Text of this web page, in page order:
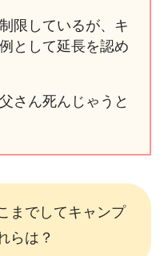
限しているが、キ
として延長を認め
さん死んじゃうと
までしてキャンプ
らは？